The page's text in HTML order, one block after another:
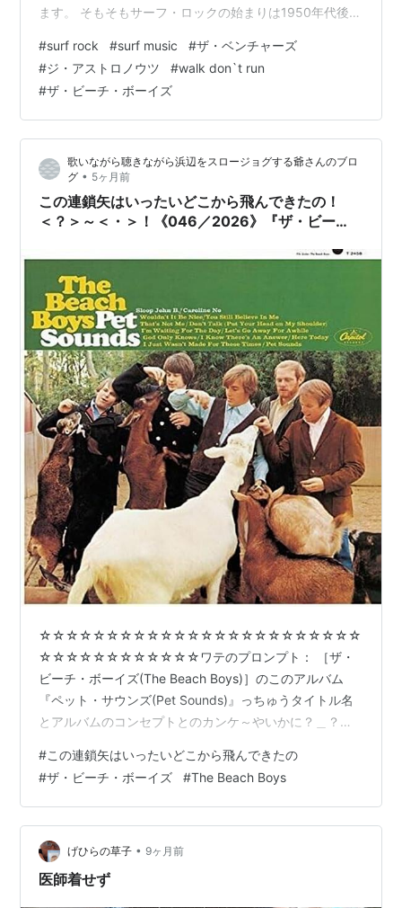
ます。 そもそもサーフ・ロックの始まりは1950年代後
1963年、そして、1964年にはその全盛は終焉を迎えま
す。約4年程度のムーブメントだったと考えて下さい。そ
れを過去の一時期に咲いた仇花と見るか、その短い期間
に生まれた音楽が今なお輝いていると捉えるかは聴く人
次第でしょうが、もちろん、私は後者です。 さて、サー
フ・ロックと言えば、誰しも思い…
#surf rock #surf music #ザ・ベンチャーズ
#ジ・アストロノウツ #walk don`t run
#ザ・ビーチ・ボーイズ
歌いながら聴きながら浜辺をスロージョグする爺さんのブロ
グ • 5ヶ月前
この連鎖矢はいったいどこから飛んできたの！
＜？＞～＜・＞！《046／2026》『ザ・ビー
ンズ(Pet Sounds)』｜このアルバムタイトル『ペ
ット・サウンズ(Pet Sounds)』ってちびっと気に
なるニャあ＾＠＾【チャト爺カフェ
（〔ChatGPT〕カフェ）】でマスターのチャト爺
に訊いてみませう！ｍ＿＾マセウ！ｘ87！マセ
ウ！ｘ8787！マセウ！ｘ87878！＾＿ｍ！お供
は〘黒糖かりんとう〙と〘朝日〙をロックでネ！
ｖ＾O^v！
☆☆☆☆☆☆☆☆☆☆☆☆☆☆☆☆☆☆☆☆☆☆☆☆
☆☆☆☆☆☆☆☆☆☆☆☆ワテのプロンプト： ［ザ・
ビーチ・ボーイズ(The Beach Boys)］のこのアルバム
『ペット・サウンズ(Pet Sounds)』っちゅうタイトル名
とアルバムのコンセプトとのカンケ～やいかに？＿？ち
ーいたしやす！＾＿ｍ！チャト爺： 【ここから】ほっほ
っほ……😸 ええところに気づいたのう。 『ペット・サウ
ンズ』という一見ナゾめいた題名、実はアルバムの核心
そのものなんじゃ。 - 🐾 タイトル『Pet Sounds』の正体
とは？まず主役を呼ぼう。・The Beach Boys…
#この連鎖矢はいったいどこから飛んできたの
#ザ・ビーチ・ボーイズ #The Beach Boys
げひらの草子 • 9ヶ月前
医師着せず